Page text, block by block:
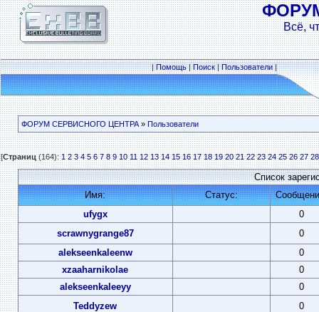
Всё,
|Помощь|Поиск|Пользователи|
ФОРУМ СЕРВИСНОГО ЦЕНТРА» Пользователи
[Страниц(164):1 2 3 4 5 6 7 8 9 10 11 12 13 14 15 16 17 18 19 20 21 22 23 24 25 26 27 28
Список
Имя:
Статус:
ufygx
0
scrawnygrange87
0
alekseenkaleenw
0
xzaaharnikolae
0
alekseenkaleeyy
0
Teddyzew
0